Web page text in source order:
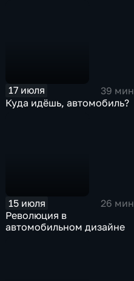
17 июля
39 мин
Куда идёшь, автомобиль?
15 июля
26 мин
Революция в
автомобильном дизайне